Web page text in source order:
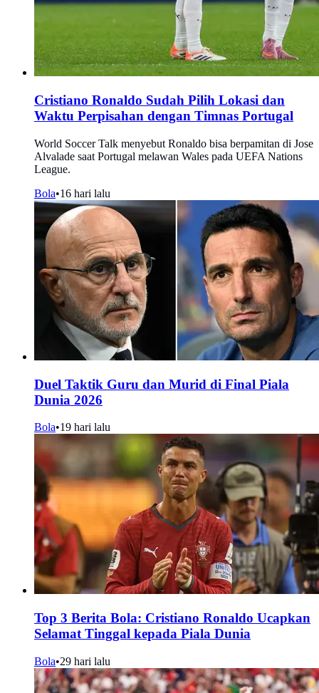
Cristiano Ronaldo Sudah Pilih Lokasi dan
Waktu Perpisahan dengan Timnas Portugal
World Soccer Talk menyebut Ronaldo bisa berpamitan di Jose
Alvalade saat Portugal melawan Wales pada UEFA Nations
League.
Bola•16 hari lalu
Duel Taktik Guru dan Murid di Final Piala
Dunia 2026
Bola•19 hari lalu
Top 3 Berita Bola: Cristiano Ronaldo Ucapkan
Selamat Tinggal kepada Piala Dunia
Bola•29 hari lalu